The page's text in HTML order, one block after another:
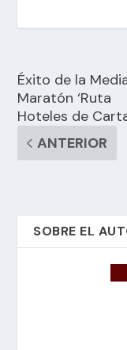
Éxito de la
Maratón ‘Ruta
Hoteles de
ANTERIOR
SOBRE EL